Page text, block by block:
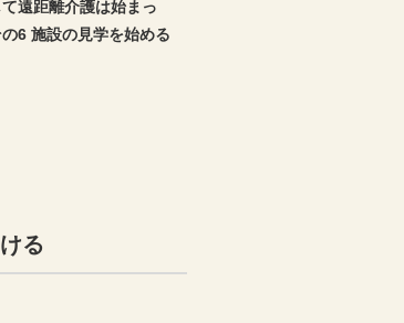
遠距離介護は始まっ
6 施設の見学を始める
る